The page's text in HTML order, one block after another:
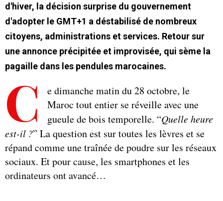
d'hiver, la décision surprise du gouvernement
d'adopter le GMT+1 a déstabilisé de nombreux
citoyens, administrations et services. Retour sur
une annonce précipitée et improvisée, qui sème la
pagaille dans les pendules marocaines.
C
e dimanche matin du 28 octobre, le
Maroc tout entier se réveille avec une
gueule de bois temporelle. “Quelle heure
est-il ?” La question est sur toutes les lèvres et se
répand comme une traînée de poudre sur les réseaux
sociaux. Et pour cause, les smartphones et les
ordinateurs ont avancé…